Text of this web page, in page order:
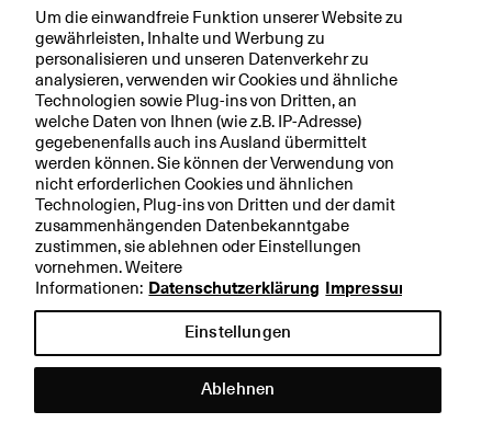
u
n
g
e
n
R
a
ti
n
g
s
b
e
s
t
ti
g
t
T
o
p
Aktuell
Ihre BKB
Rechtliche Hinweise
Datenschutzerklärung
Impressum
Um die einwandfreie Funktion unserer Website zu
gewährleisten, Inhalte und Werbung zu
personalisieren und unseren Datenverkehr zu
analysieren, verwenden wir Cookies und ähnliche
Technologien sowie Plug-ins von Dritten, an
welche Daten von Ihnen (wie z.B. IP-Adresse)
gegebenenfalls auch ins Ausland übermittelt
werden können. Sie können der Verwendung von
nicht erforderlichen Cookies und ähnlichen
Technologien, Plug-ins von Dritten und der damit
zusammenhängenden Datenbekanntgabe
zustimmen, sie ablehnen oder Einstellungen
vornehmen. Weitere
Informationen: Datenschutzerklärung Impressum
Einstellungen
Ablehnen